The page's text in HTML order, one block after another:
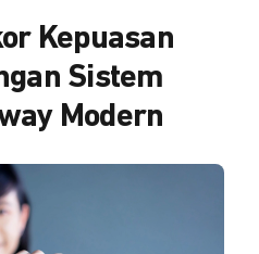
Kepuasan
Sistem
Modern